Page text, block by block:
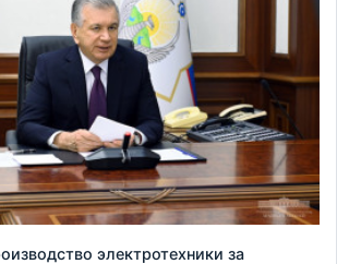
электротехники за